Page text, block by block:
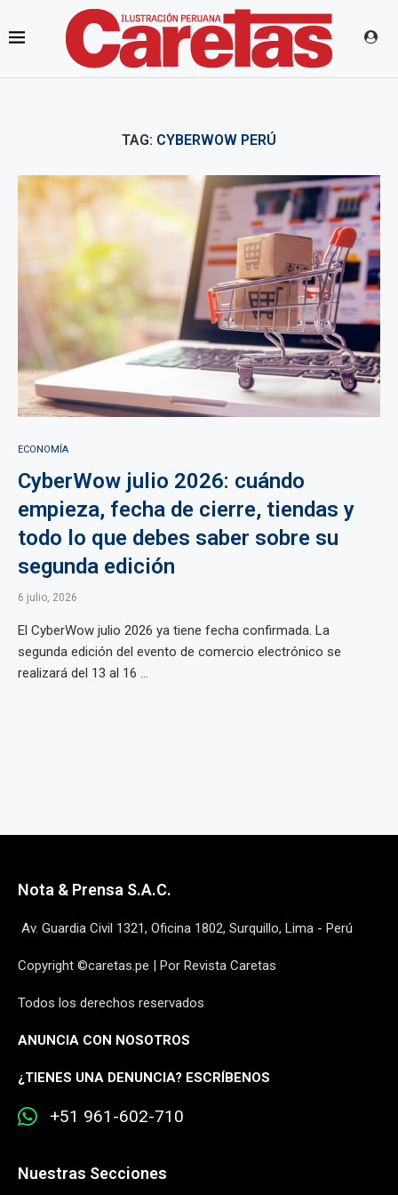
TAG: CYBERWOW PERÚ
ECONOMÍA
CyberWow julio 2026: cuándo
empieza, fecha de cierre, tiendas y
todo lo que debes saber sobre su
segunda edición
6 julio, 2026
El CyberWow julio 2026 ya tiene fecha confirmada. La
segunda edición del evento de comercio electrónico se
realizará del 13 al 16 ...
Nota & Prensa S.A.C.
Av. Guardia Civil 1321, Oficina 1802, Surquillo, Lima - Perú
Copyright ©caretas.pe | Por Revista Caretas
Todos los derechos reservados
ANUNCIA CON NOSOTROS
¿TIENES UNA DENUNCIA? ESCRÍBENOS
+51 961-602-710
Nuestras Secciones